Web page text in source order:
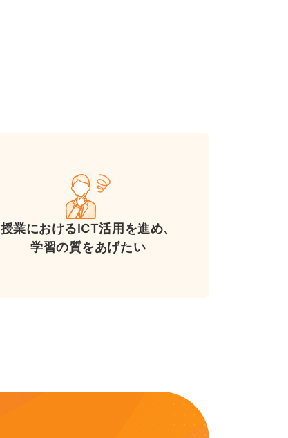
授業におけるICT活用を進め、
学習の質をあげたい